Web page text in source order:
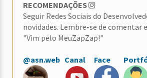
RECOMENDAÇÕES
Seguir Redes Sociais do
novidades. Lembre-se de comentar
"Vim pelo MeuZapZap!"
@asn.web Canal Face